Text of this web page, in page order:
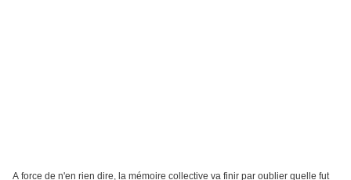
A force de n'en rien dire, la mémoire collective va finir par oublier quelle fut